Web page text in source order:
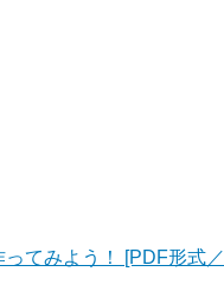
てみよう！ [PDF形式／